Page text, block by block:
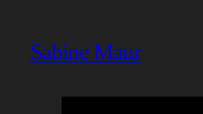
Sabine Maur